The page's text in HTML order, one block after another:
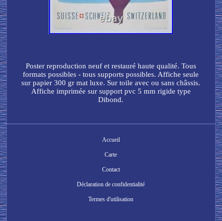
Poster reproduction neuf et restauré haute qualité. Tous
formats possibles - tous supports possibles. Affiche seule
sur papier 300 gr mat luxe. Sur toile avec ou sans châssis.
Affiche imprimée sur support pvc 5 mm rigide type
Dibond.
Accueil
Carte
Contact
Déclaration de confidentialité
Termes d'utilisation